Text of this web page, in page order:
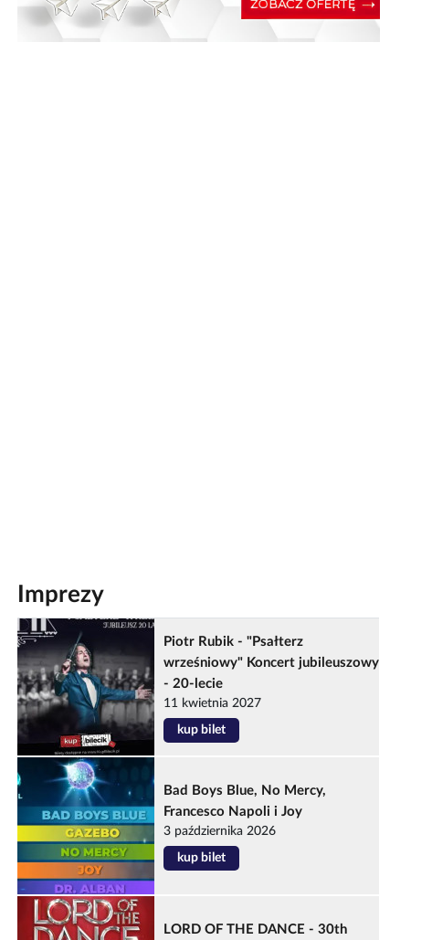
Imprezy
Piotr Rubik - "Psałterz
wrześniowy" Koncert jubileuszowy
- 20-lecie
11 kwietnia 2027
kup bilet
Bad Boys Blue, No Mercy,
Francesco Napoli i Joy
3 października 2026
kup bilet
LORD OF THE DANCE - 30th